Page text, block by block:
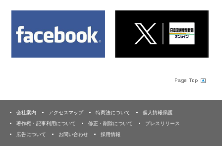
会社案内 アクセスマップ 特商法について
個人情報保護
著作権・記事利用について
修正・削除について
プレスリリース
広告について
お問い合わせ 採用情報